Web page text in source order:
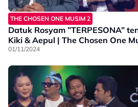
THE CHOSEN ONE MUSIM 2
Datuk Rosyam ”TERPESONA”
Kiki & Aepul | The Chosen One
01/11/2024